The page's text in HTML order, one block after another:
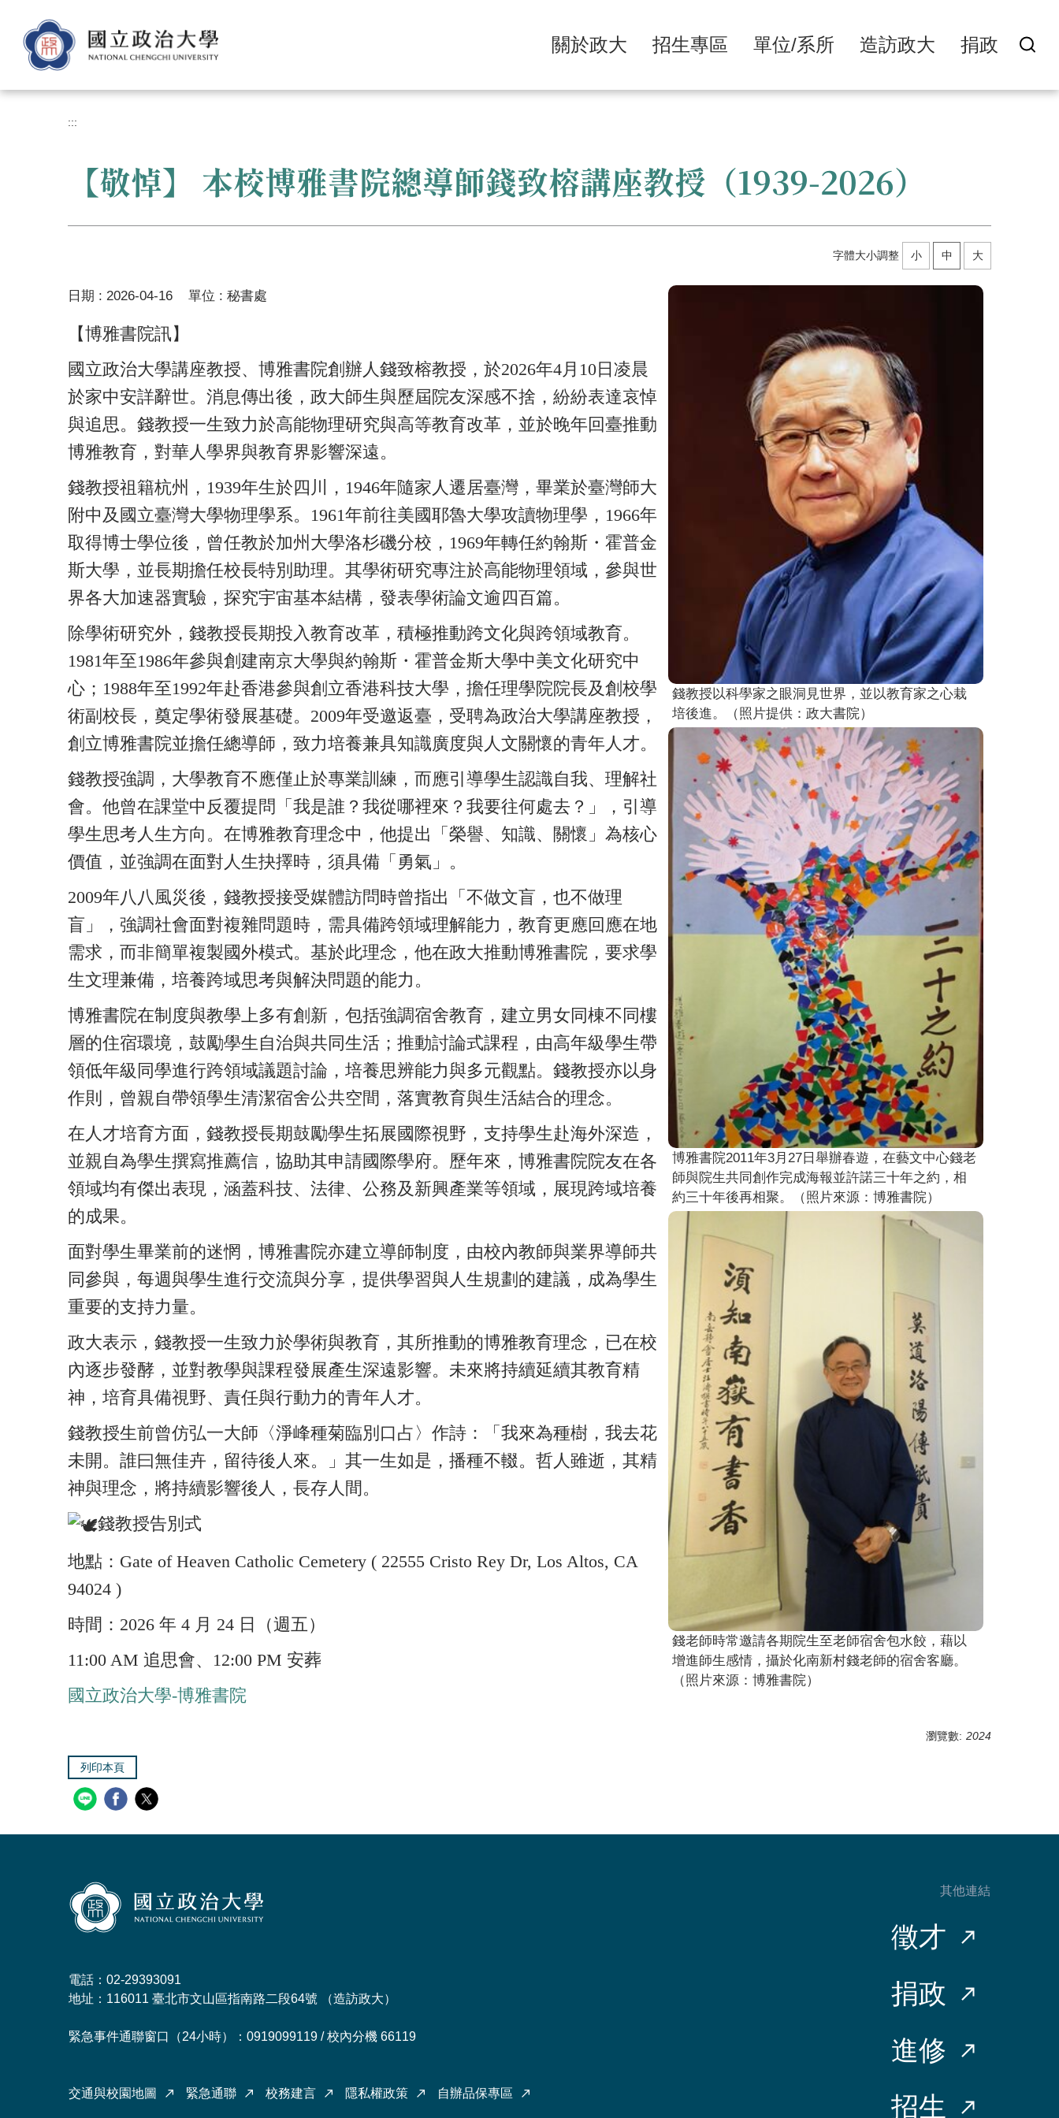
容
關於政大 招生專區 單位/系所 造訪政大 捐政
:::
【敬悼】 本校博雅書院總導師錢致榕講座教授（1939-2026）
字體大小調整 小 中 大
錢教授以科學家之眼洞見世界，並以教育家之心栽
培後進。（照片提供：政大書院）
博雅書院2011年3月27日舉辦春遊，在藝文中心錢老
師與院生共同創作完成海報並許諾三十年之約，相
約三十年後再相聚。（照片來源：博雅書院）
錢老師時常邀請各期院生至老師宿舍包水餃，藉以
增進師生感情，攝於化南新村錢老師的宿舍客廳。
（照片來源：博雅書院）
日期 : 2026-04-16 單位 : 秘書處
【博雅書院訊】
國立政治大學講座教授、博雅書院創辦人錢致榕教授，於2026年4月10日凌晨
於家中安詳辭世。消息傳出後，政大師生與歷屆院友深感不捨，紛紛表達哀悼
與追思。錢教授一生致力於高能物理研究與高等教育改革，並於晚年回臺推動
博雅教育，對華人學界與教育界影響深遠。
錢教授祖籍杭州，1939年生於四川，1946年隨家人遷居臺灣，畢業於臺灣師大
附中及國立臺灣大學物理學系。1961年前往美國耶魯大學攻讀物理學，1966年
取得博士學位後，曾任教於加州大學洛杉磯分校，1969年轉任約翰斯・霍普金
斯大學，並長期擔任校長特別助理。其學術研究專注於高能物理領域，參與世
界各大加速器實驗，探究宇宙基本結構，發表學術論文逾四百篇。
除學術研究外，錢教授長期投入教育改革，積極推動跨文化與跨領域教育。
1981年至1986年參與創建南京大學與約翰斯・霍普金斯大學中美文化研究中
心；1988年至1992年赴香港參與創立香港科技大學，擔任理學院院長及創校學
術副校長，奠定學術發展基礎。2009年受邀返臺，受聘為政治大學講座教授，
創立博雅書院並擔任總導師，致力培養兼具知識廣度與人文關懷的青年人才。
錢教授強調，大學教育不應僅止於專業訓練，而應引導學生認識自我、理解社
會。他曾在課堂中反覆提問「我是誰？我從哪裡來？我要往何處去？」，引導
學生思考人生方向。在博雅教育理念中，他提出「榮譽、知識、關懷」為核心
價值，並強調在面對人生抉擇時，須具備「勇氣」。
2009年八八風災後，錢教授接受媒體訪問時曾指出「不做文盲，也不做理
盲」，強調社會面對複雜問題時，需具備跨領域理解能力，教育更應回應在地
需求，而非簡單複製國外模式。基於此理念，他在政大推動博雅書院，要求學
生文理兼備，培養跨域思考與解決問題的能力。
博雅書院在制度與教學上多有創新，包括強調宿舍教育，建立男女同棟不同樓
層的住宿環境，鼓勵學生自治與共同生活；推動討論式課程，由高年級學生帶
領低年級同學進行跨領域議題討論，培養思辨能力與多元觀點。錢教授亦以身
作則，曾親自帶領學生清潔宿舍公共空間，落實教育與生活結合的理念。
在人才培育方面，錢教授長期鼓勵學生拓展國際視野，支持學生赴海外深造，
並親自為學生撰寫推薦信，協助其申請國際學府。歷年來，博雅書院院友在各
領域均有傑出表現，涵蓋科技、法律、公務及新興產業等領域，展現跨域培養
的成果。
面對學生畢業前的迷惘，博雅書院亦建立導師制度，由校內教師與業界導師共
同參與，每週與學生進行交流與分享，提供學習與人生規劃的建議，成為學生
重要的支持力量。
政大表示，錢教授一生致力於學術與教育，其所推動的博雅教育理念，已在校
內逐步發酵，並對教學與課程發展產生深遠影響。未來將持續延續其教育精
神，培育具備視野、責任與行動力的青年人才。
錢教授生前曾仿弘一大師〈淨峰種菊臨別口占〉作詩：「我來為種樹，我去花
未開。誰曰無佳卉，留待後人來。」其一生如是，播種不輟。哲人雖逝，其精
神與理念，將持續影響後人，長存人間。
錢教授告別式
地點：Gate of Heaven Catholic Cemetery ( 22555 Cristo Rey Dr, Los Altos, CA
94024 )
時間：2026 年 4 月 24 日（週五）
11:00 AM 追思會、12:00 PM 安葬
國立政治大學-博雅書院
瀏覽數: 2024
列印本頁
電話：02-29393091
地址：116011 臺北市文山區指南路二段64號 （造訪政大）
緊急事件通聯窗口（24小時）：0919099119 / 校內分機 66119
交通與校園地圖 緊急通聯 校務建言 隱私權政策 自辦品保專區
其他連結
徵才
捐政
進修
招生